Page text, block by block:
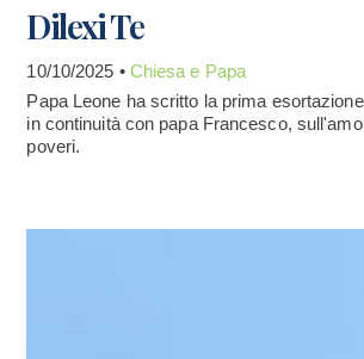
Dilexi Te
10/10/2025 • Chiesa e Papa
Papa Leone ha scritto la prima
in continuità con papa Francesco,
poveri.